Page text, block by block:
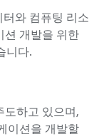
와 컴퓨팅 리소
션 개발을 위한
니다.
도하고 있으며,
이션을 개발할